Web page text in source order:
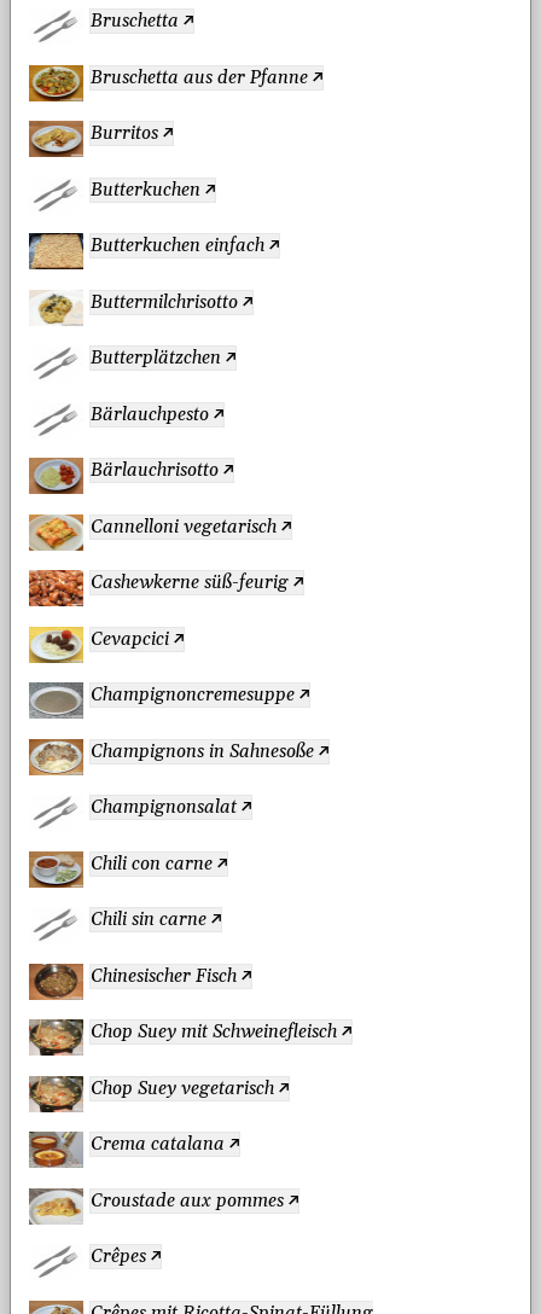
Bruschetta
Bruschetta aus der Pfanne
Burritos
Butterkuchen
Butterkuchen einfach
Buttermilchrisotto
Butterplätzchen
Bärlauchpesto
Bärlauchrisotto
Cannelloni vegetarisch
Cashewkerne süß-feurig
Cevapcici
Champignoncremesuppe
Champignons in Sahnesoße
Champignonsalat
Chili con carne
Chili sin carne
Chinesischer Fisch
Chop Suey mit Schweinefleisch
Chop Suey vegetarisch
Crema catalana
Croustade aux pommes
Crêpes